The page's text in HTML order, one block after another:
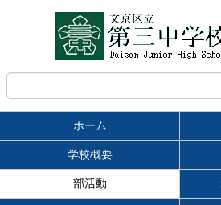
ホーム
学校概要
部活動